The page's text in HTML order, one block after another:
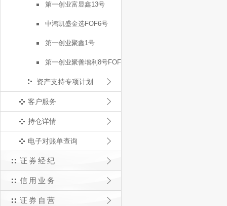
第一创业富显鑫13号
中鸿凯盛金选FOF6号
第一创业聚鑫1号
第一创业聚善增利8号FOF
资产支持专项计划
客户服务
持仓详情
电子对账单查询
证券经纪
信用业务
证券自营